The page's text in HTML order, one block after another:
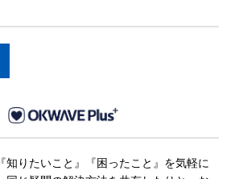
知りたいこと』『困ったこと』を気軽に